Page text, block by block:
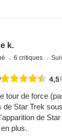
k.
6 critiques
4,5
tour de force
de Star Trek
de
plus.